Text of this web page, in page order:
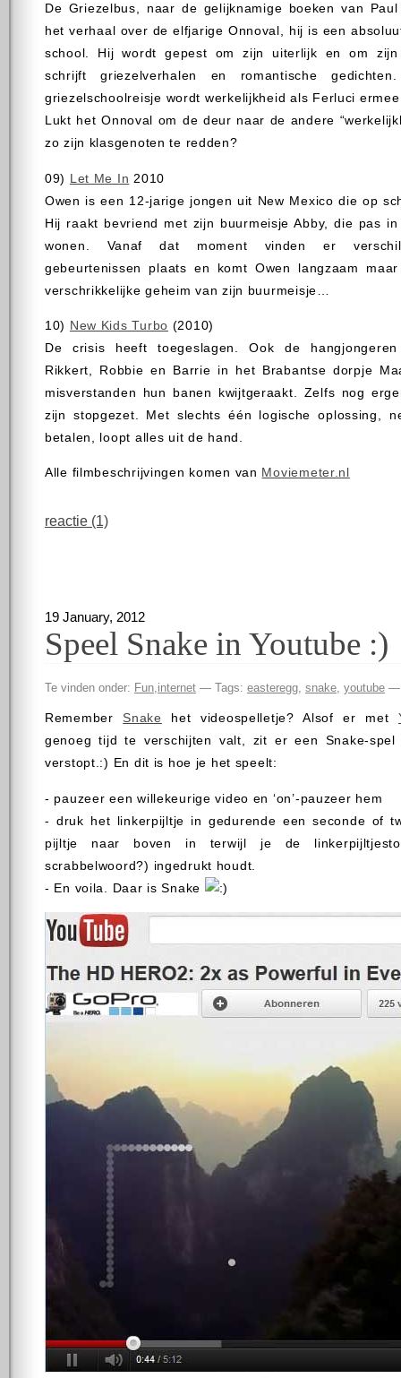
De Griezelbus, naar de gelijknamige boeken van
het verhaal over de elfjarige Onnoval, hij is een
school. Hij wordt gepest om zijn uiterlijk en om zijn
schrijft griezelverhalen en romantische
griezelschoolreisje wordt werkelijkheid als Ferluci
Lukt het Onnoval om de deur naar de andere
zo zijn klasgenoten te redden?
09) Let Me In 2010
Owen is een 12-jarige jongen uit New Mexico die op
Hij raakt bevriend met zijn buurmeisje Abby, die pas
wonen. Vanaf dat moment vinden er
gebeurtenissen plaats en komt Owen langzaam
verschrikkelijke geheim van zijn buurmeisje…
10) New Kids Turbo (2010)
De crisis heeft toegeslagen. Ook de
Rikkert, Robbie en Barrie in het Brabantse dorpje
misverstanden hun banen kwijtgeraakt. Zelfs nog
zijn stopgezet. Met slechts één logische oplossing,
betalen, loopt alles uit de hand.
Alle filmbeschrijvingen komen van Moviemeter.nl
reactie (1)
19 January, 2012
Speel Snake in Youtube :)
Te vinden onder: Fun internet — Tags: easteregg snake youtube —
Remember Snake het videospelletje? Alsof er met
genoeg tijd te verschijten valt, zit er een Snake-
verstopt.:) En dit is hoe je het speelt:
- pauzeer een willekeurige video en ‘on’-pauzeer hem
- druk het linkerpijltje in gedurende een seconde of
pijltje naar boven in terwijl je de
scrabbelwoord?) ingedrukt houdt.
- En voila. Daar is Snake